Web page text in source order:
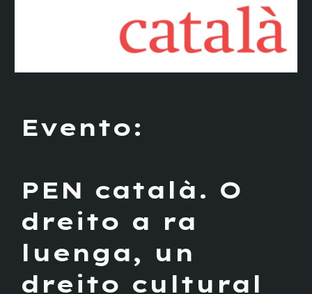
Evento:
PEN català. O
dreito a ra
luenga, un
dreito cultural